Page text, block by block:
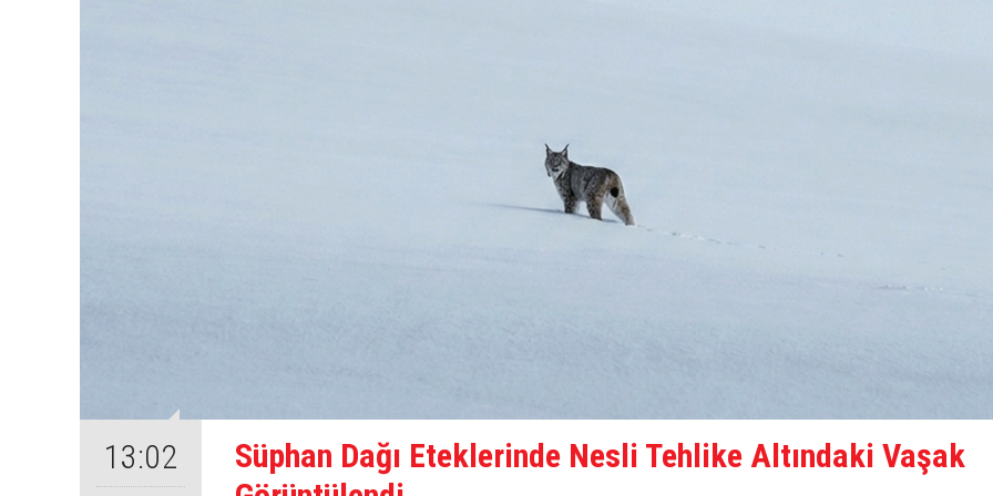
13:02
Süphan Dağı Eteklerinde Nesli Tehlike Altındaki Vaşak